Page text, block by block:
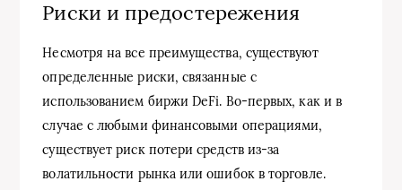
Риски и предостережения
Несмотря на все преимущества, существуют
определенные риски, связанные с
использованием биржи DeFi. Во-первых, как и в
случае с любыми финансовыми операциями,
существует риск потери средств из-за
волатильности рынка или ошибок в торговле.